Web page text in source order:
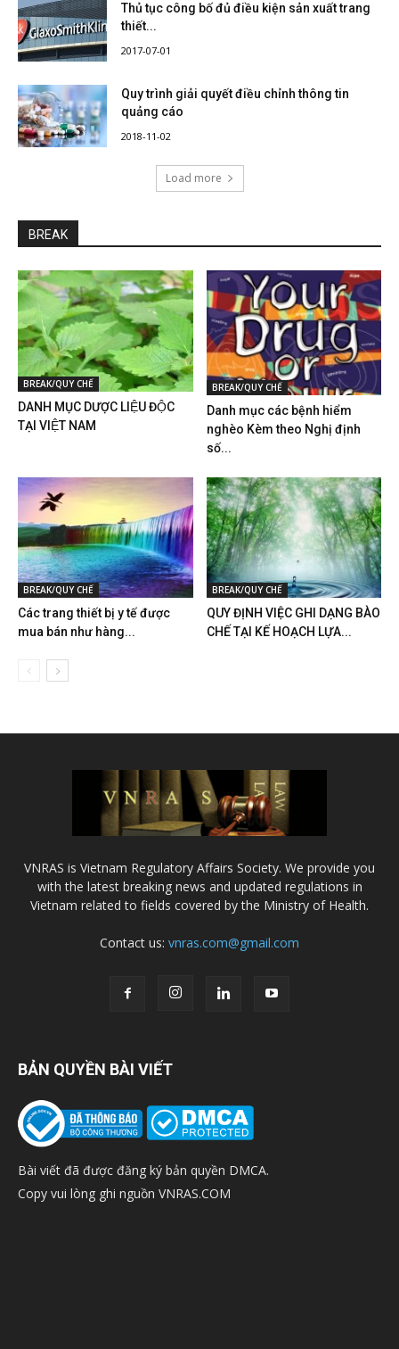
Thủ tục công bố đủ điều kiện sản xuất trang
thiết...
2017-07-01
Quy trình giải quyết điều chỉnh thông tin
quảng cáo
2018-11-02
Load more
BREAK
BREAK/QUY CHẾ
DANH MỤC DƯỢC LIỆU ĐỘC
TẠI VIỆT NAM
BREAK/QUY CHẾ
Danh mục các bệnh hiểm
nghèo Kèm theo Nghị định
số...
BREAK/QUY CHẾ
Các trang thiết bị y tế được
mua bán như hàng...
BREAK/QUY CHẾ
QUY ĐỊNH VIỆC GHI DẠNG BÀO
CHẾ TẠI KẾ HOẠCH LỰA...
VNRAS is Vietnam Regulatory Affairs Society. We provide you
with the latest breaking news and updated regulations in
Vietnam related to fields covered by the Ministry of Health.
Contact us: vnras.com@gmail.com
BẢN QUYỀN BÀI VIẾT
Bài viết đã được đăng ký bản quyền DMCA.
Copy vui lòng ghi nguồn VNRAS.COM